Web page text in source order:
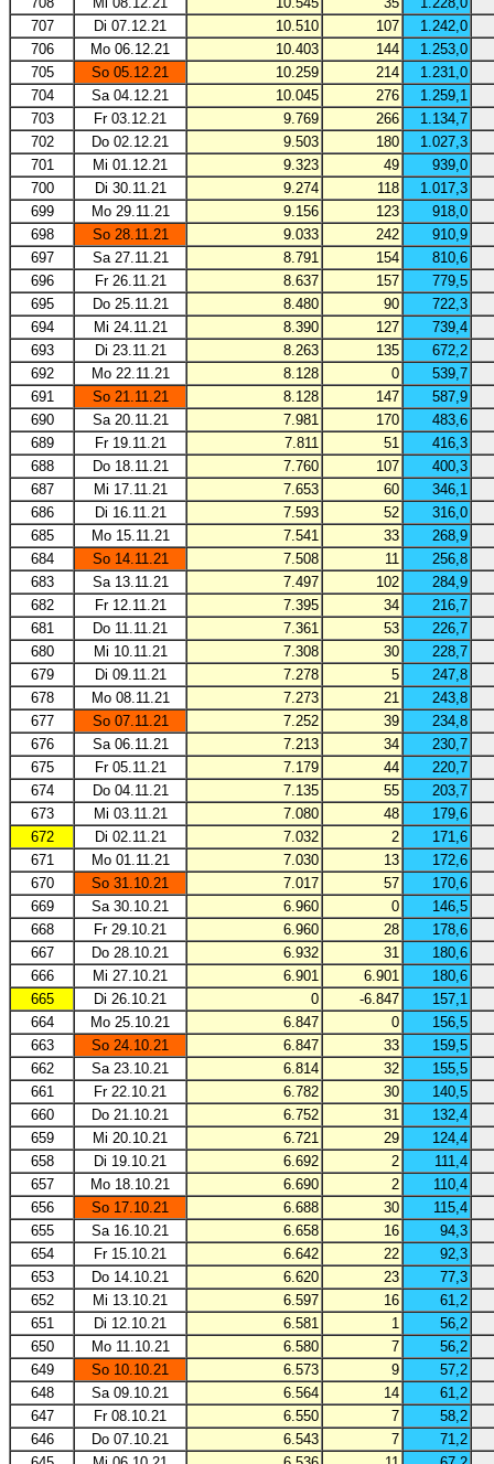
707
Di 07.12.21 10.510 107
1.242,0
706
Mo 06.12.21 10.403 144
1.253,0
705
So 05.12.21 10.259 214
1.231,0
704
Sa 04.12.21 10.045 276
1.259,1
703
Fr 03.12.21 9.769 266
1.134,7
702
Do 02.12.21 9.503 180
1.027,3
701
Mi 01.12.21 9.323 49
939,0
700
Di 30.11.21 9.274 118
1.017,3
699
Mo 29.11.21 9.156 123
918,0
698
So 28.11.21 9.033 242
910,9
697
Sa 27.11.21 8.791 154
810,6
696
Fr 26.11.21 8.637 157
779,5
695
Do 25.11.21 8.480 90
722,3
694
Mi 24.11.21 8.390 127
739,4
693
Di 23.11.21 8.263 135
672,2
692
Mo 22.11.21 8.128 0
539,7
691
So 21.11.21 8.128 147
587,9
690
Sa 20.11.21 7.981 170
483,6
689
Fr 19.11.21 7.811 51
416,3
688
Do 18.11.21 7.760 107
400,3
687
Mi 17.11.21 7.653 60
346,1
686
Di 16.11.21 7.593 52
316,0
685
Mo 15.11.21 7.541 33
268,9
684
So 14.11.21 7.508 11
256,8
683
Sa 13.11.21 7.497 102
284,9
682
Fr 12.11.21 7.395 34
216,7
681
Do 11.11.21 7.361 53
226,7
680
Mi 10.11.21 7.308 30
228,7
679
Di 09.11.21 7.278 5
247,8
678
Mo 08.11.21 7.273 21
243,8
677
So 07.11.21 7.252 39
234,8
676
Sa 06.11.21 7.213 34
230,7
675
Fr 05.11.21 7.179 44
220,7
674
Do 04.11.21 7.135 55
203,7
673
Mi 03.11.21 7.080 48
179,6
672
Di 02.11.21 7.032 2
171,6
671
Mo 01.11.21 7.030 13
172,6
670
So 31.10.21 7.017 57
170,6
669
Sa 30.10.21 6.960 0
146,5
668
Fr 29.10.21 6.960 28
178,6
667
Do 28.10.21 6.932 31
180,6
666
Mi 27.10.21 6.901 6.901
180,6
665
Di 26.10.21 0 -6.847
157,1
664
Mo 25.10.21 6.847 0
156,5
663
So 24.10.21 6.847 33
159,5
662
Sa 23.10.21 6.814 32
155,5
661
Fr 22.10.21 6.782 30
140,5
660
Do 21.10.21 6.752 31
132,4
659
Mi 20.10.21 6.721 29
124,4
658
Di 19.10.21 6.692 2
111,4
657
Mo 18.10.21 6.690 2
110,4
656
So 17.10.21 6.688 30
115,4
655
Sa 16.10.21 6.658 16
94,3
654
Fr 15.10.21 6.642 22
92,3
653
Do 14.10.21 6.620 23
77,3
652
Mi 13.10.21 6.597 16
61,2
651
Di 12.10.21 6.581 1
56,2
650
Mo 11.10.21 6.580 7
56,2
649
So 10.10.21 6.573 9
57,2
648
Sa 09.10.21 6.564 14
61,2
647
Fr 08.10.21 6.550 7
58,2
646
Do 07.10.21 6.543 7
71,2